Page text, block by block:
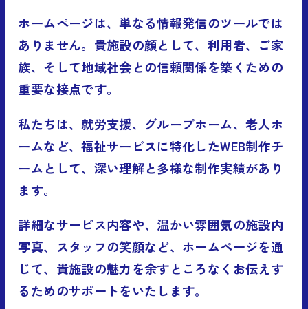
ホームページは、単なる情報発信のツールでは
ありません。貴施設の顔として、利用者、ご家
族、そして地域社会との信頼関係を築くための
重要な接点です。
私たちは、就労支援、グループホーム、老人ホ
ームなど、福祉サービスに特化したWEB制作チ
ームとして、深い理解と多様な制作実績があり
ます。
詳細なサービス内容や、温かい雰囲気の施設内
写真、スタッフの笑顔など、ホームページを通
じて、貴施設の魅力を余すところなくお伝えす
るためのサポートをいたします。